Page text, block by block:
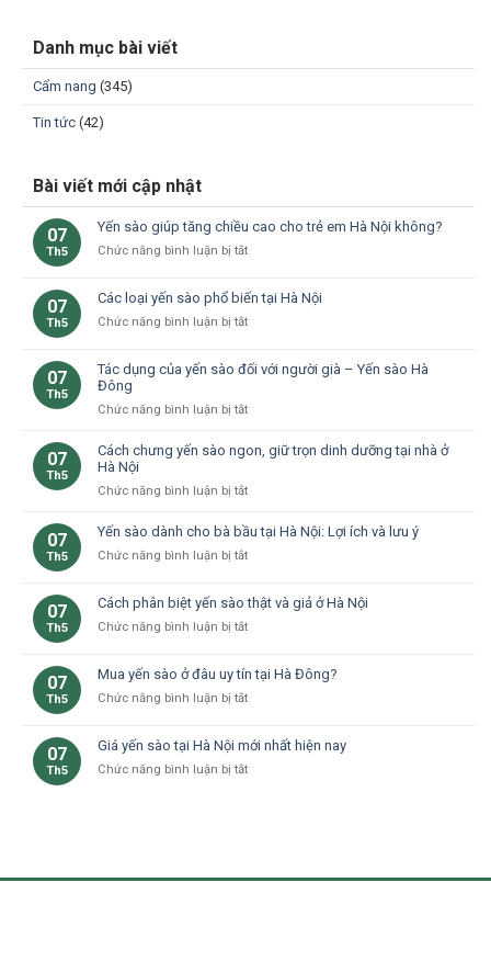
Danh mục bài viết
Cẩm nang (345)
Tin tức (42)
Bài viết mới cập nhật
07
Th5
Yến sào giúp tăng chiều cao cho trẻ em Hà Nội không?
Chức năng bình luận bị tắtở
giúp
tăng
cao
em
Nội
07
Th5
Các loại yến sào phổ biến tại Hà Nội
Chức năng bình luận bị tắtở
yến
phổ
tại
Nội
07
Th5
Tác dụng của yến sào đối với người già – Yến sào Hà
Đông
Chức năng bình luận bị tắtở
dụng
với
người
–
Yến
sào
Đông
07
Th5
Cách chưng yến sào ngon, giữ trọn dinh dưỡng tại nhà ở
Hà Nội
Chức năng bình luận bị tắtở
chưng
giữ
tại
nhà
Nội
07
Th5
Yến sào dành cho bà bầu tại Hà Nội: Lợi ích và lưu ý
Chức năng bình luận bị tắtở
dành
cho
bầu
Hà
Lợi
07
Th5
Cách phân biệt yến sào thật và giả ở Hà Nội
Chức năng bình luận bị tắtở
biệt
yến
thật
giả
07
Th5
Mua yến sào ở đâu uy tín tại Hà Đông?
Chức năng bình luận bị tắtở
sào
ở
Đông?
07
Th5
Giá yến sào tại Hà Nội mới nhất hiện nay
Chức năng bình luận bị tắtở
Nội